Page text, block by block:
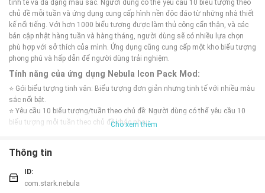
tinh tế và đa dạng màu sắc. Người dùng có thể yêu cầu 10 biểu tượng theo
chủ đề mỗi tuần và ứng dụng cung cấp hình nền độc đáo từ những nhà thiết
kế nổi tiếng. Với hơn 1000 biểu tượng được làm thủ công cẩn thận, và các
bản cập nhật hàng tuần và hàng tháng, người dùng sẽ có nhiều lựa chọn
phù hợp với sở thích của mình. Ứng dụng cũng cung cấp một kho biểu tượng
phong phú và hấp dẫn để người dùng trải nghiệm.
Tính năng của ứng dụng Nebula Icon Pack Mod:
⭐ Gói biểu tượng tinh vân: Biểu tượng đơn giản nhưng tinh tế với nhiều màu
sắc nổi bật.
⭐ Yêu cầu 10 biểu tượng/tuần theo chủ đề: Người dùng có thể yêu cầu 10
biểu tượng mỗi tuần theo chủ đề khác nhau.
⭐ Cập nhật hàng tuần và hàng tháng: Các bản cập nhật thường xuyên giúp
người dùng có một kho biểu tượng phong phú để lựa chọn.
⭐ Hình nền độc đáo: Ứng dụng cung cấp những hình nền độc đáo được thiết
Cho xem thêm
Thông tin
ID:
com.stark.nebula